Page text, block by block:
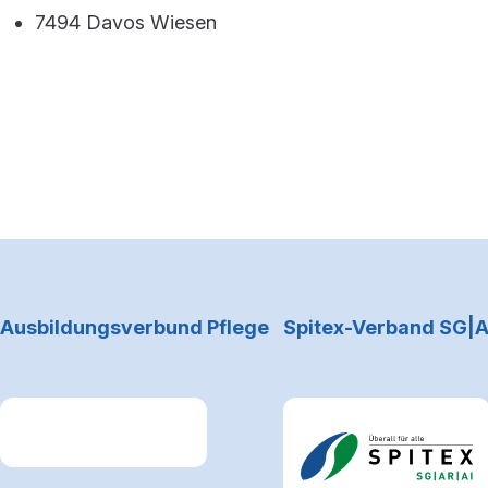
7494 Davos Wiesen
Ausbildungsverbund Pflege Spitex-Verband